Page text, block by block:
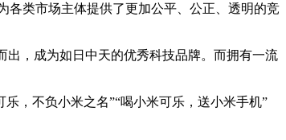
各类市场主体提供了更加公平、公正、透明的竞
出，成为如日中天的优秀科技品牌。而拥有一流
，不负小米之名”“喝小米可乐，送小米手机”